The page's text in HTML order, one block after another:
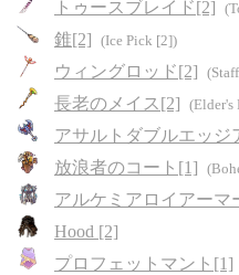
トゥースブレイド[2]
錐[2] (Ice Pick [2])
ウィングロッド[2]
長老のメイス[2] (Elder's
アサルトダブルエッジ
放浪者のコート[1]
アルケミアロイアーマ
Hood [2]
プロフェットマント[1]